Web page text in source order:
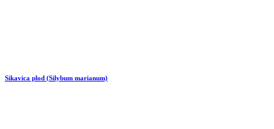
Sikavica plod (Silybum marianum)